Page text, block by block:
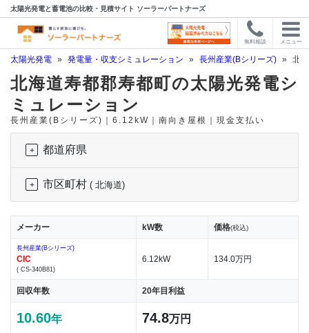
太陽光発電と蓄電池の比較・見積サイト ソーラーパートナーズ
無料相談 メニュー
太陽光発電 » 発電量・収支シミュレーション » 長州産業(Bシリーズ) » 北
北海道寿都郡寿都町の太陽光発電シ
ミュレーション
長州産業(Bシリーズ)｜6.12kW｜南向き屋根｜現金支払い
都道府県
市区町村 ( 北海道)
メーカー kW数 価格(税込)
長州産業(Bシリーズ)
CIC
( CS-340B81)
6.12kW 134.0万円
回収年数 20年目利益
10.60年 74.8万円